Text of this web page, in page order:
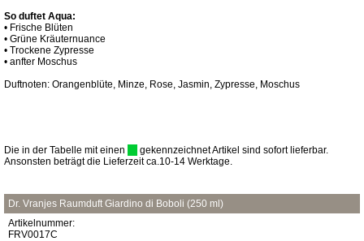
So duftet Aqua:
• Frische Blüten
• Grüne Kräuternuance
• Trockene Zypresse
• anfter Moschus
Duftnoten: Orangenblüte, Minze, Rose, Jasmin, Zypresse, Moschus
Die in der Tabelle mit einen
gekennzeichnet Artikel sind sofort lieferbar.
Ansonsten beträgt die Lieferzeit ca.10-14 Werktage.
Dr. Vranjes Raumduft Giardino di Boboli (250 ml)
Artikelnummer:
FRV0017C